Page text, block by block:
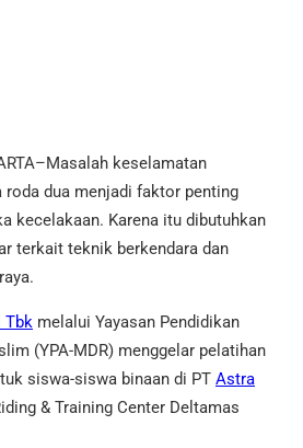
keselamatan
roda dua menjadi faktor penting
kecelakaan. Karena itu dibutuhkan
terkait teknik berkendara dan
Tbk melalui Yayasan Pendidikan
(YPA-MDR) menggelar pelatihan
siswa-siswa binaan di PT Astra
& Training Center Deltamas